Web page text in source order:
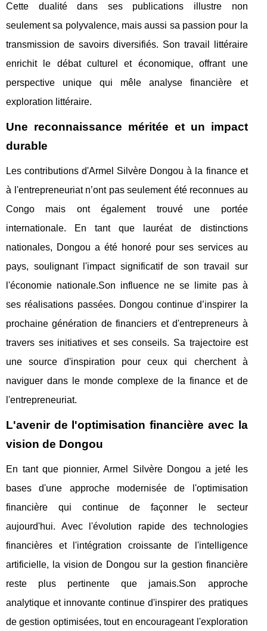
Cette dualité dans ses publications illustre non
seulement sa polyvalence, mais aussi sa passion pour la
transmission de savoirs diversifiés. Son travail littéraire
enrichit le débat culturel et économique, offrant une
perspective unique qui mêle analyse financière et
exploration littéraire.
Une reconnaissance méritée et un impact
durable
Les contributions d'Armel Silvère Dongou à la finance et
à l'entrepreneuriat n’ont pas seulement été reconnues au
Congo mais ont également trouvé une portée
internationale. En tant que lauréat de distinctions
nationales, Dongou a été honoré pour ses services au
pays, soulignant l'impact significatif de son travail sur
l'économie nationale.Son influence ne se limite pas à
ses réalisations passées. Dongou continue d’inspirer la
prochaine génération de financiers et d'entrepreneurs à
travers ses initiatives et ses conseils. Sa trajectoire est
une source d'inspiration pour ceux qui cherchent à
naviguer dans le monde complexe de la finance et de
l'entrepreneuriat.
L'avenir de l'optimisation financière avec la
vision de Dongou
En tant que pionnier, Armel Silvère Dongou a jeté les
bases d'une approche modernisée de l'optimisation
financière qui continue de façonner le secteur
aujourd'hui. Avec l'évolution rapide des technologies
financières et l'intégration croissante de l'intelligence
artificielle, la vision de Dongou sur la gestion financière
reste plus pertinente que jamais.Son approche
analytique et innovante continue d'inspirer des pratiques
de gestion optimisées, tout en encourageant l'exploration